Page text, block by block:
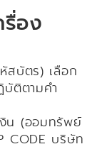
รื่อง
สบัตร) เลือก
บัติตามคำ
งิน (ออมทรัพย์
CODE บริษัท